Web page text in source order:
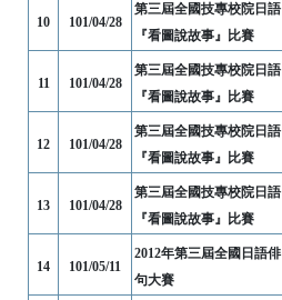
10 101/04/28
第三屆全國技專校院日語
『看圖說故事』比賽
11 101/04/28
第三屆全國技專校院日語
『看圖說故事』比賽
12 101/04/28
第三屆全國技專校院日語
『看圖說故事』比賽
13 101/04/28
第三屆全國技專校院日語
『看圖說故事』比賽
14 101/05/11
2012年第三屆全國日語俳
句大賽